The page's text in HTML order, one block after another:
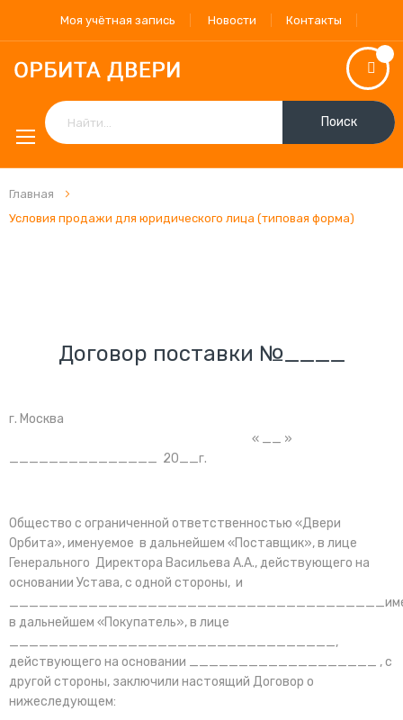
Моя учётная запись Новости Контакты
Поиск
Главная
Условия продажи для юридического лица (типовая форма)
Договор поставки №____
г. Москва
« __ »
_______________ 20__г.
Общество с ограниченной ответственностью «Двери
Орбита», именуемое в дальнейшем «Поставщик», в лице
Генерального Директора Васильева А.А., действующего на
основании Устава, с одной стороны, и
в дальнейшем «Покупатель», в лице
_________________________________,
действующего на основании ___________________ , с
другой стороны, заключили настоящий Договор о
нижеследующем: